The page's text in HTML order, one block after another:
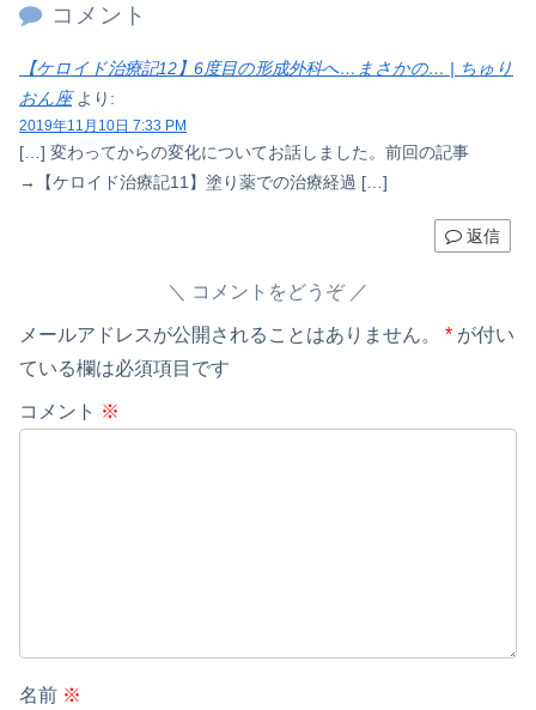
コメント
【ケロイド治療記12】6度目の形成外科へ…まさかの… | ちゅり
おん座 より:
2019年11月10日 7:33 PM
[…] 変わってからの変化についてお話しました。前回の記事
→【ケロイド治療記11】塗り薬での治療経過 […]
返信
コメントをどうぞ
メールアドレスが公開されることはありません。 * が付い
ている欄は必須項目です
コメント ※
名前 ※